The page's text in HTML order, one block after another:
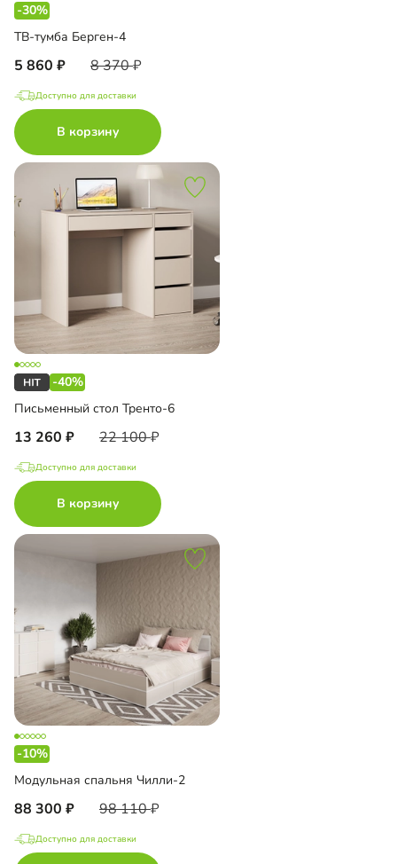
-30%
ТВ-тумба Берген-4
5 860 8 370
Доступно для доставки
В корзину
-40%
Письменный стол Тренто-6
13 260 22 100
Доступно для доставки
В корзину
-10%
Модульная спальня Чилли-2
88 300 98 110
Доступно для доставки